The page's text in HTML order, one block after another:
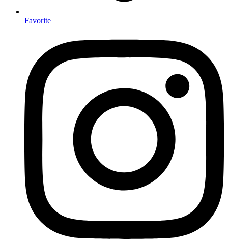
Favorite